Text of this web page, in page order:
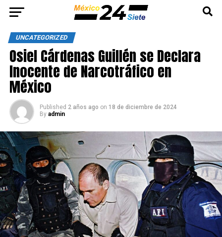
UNCATEGORIZED
Osiel Cárdenas Guillén se Declara
Inocente de Narcotráfico en
México
Published 2 años ago on 18 de diciembre de 2024
By admin